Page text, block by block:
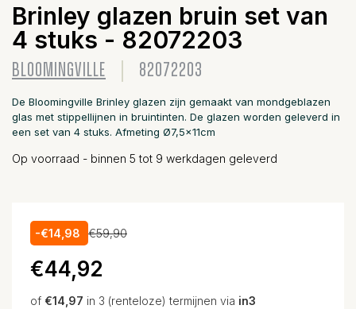
Brinley glazen bruin set van
4 stuks - 82072203
BLOOMINGVILLE 82072203
De Bloomingville Brinley glazen zijn gemaakt van mondgeblazen
glas met stippellijnen in bruintinten. De glazen worden geleverd in
een set van 4 stuks. Afmeting Ø7,5x11cm
Op voorraad - binnen 5 tot 9 werkdagen geleverd
-€14,98 €59,90
€44,92
of €14,97 in 3 (renteloze) termijnen via in3